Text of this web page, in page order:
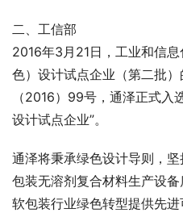
二、工信部
2016年3月21日，工业和信
色）设计试点企业（第二批
（2016）99号，通泽正式入
设计试点企业”。
通泽将秉承绿色设计导则，
包装无溶剂复合材料生产设
软包装行业绿色转型提供先